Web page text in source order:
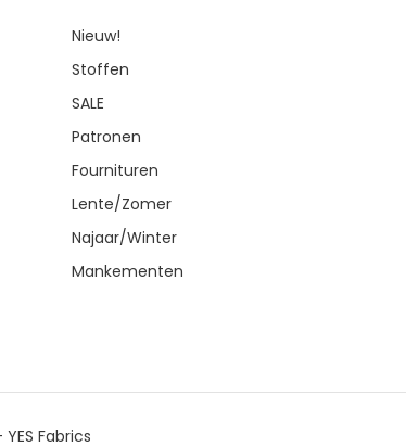
Nieuw!
Stoffen
SALE
Patronen
Fournituren
Lente/Zomer
Najaar/Winter
Mankementen
Fabrics